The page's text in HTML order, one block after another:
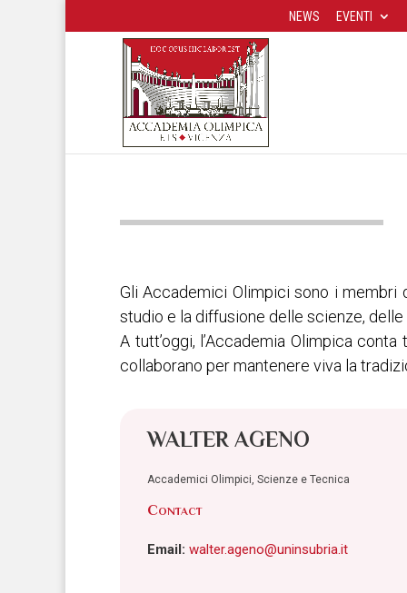
NEWS EVENTI
Gli Accademici Olimpici sono i membri
studio e la diffusione delle scienze,
A tutt’oggi, l’Accademia Olimpica
collaborano per mantenere viva la
WALTER AGENO
Accademici Olimpici, Scienze e Tecnica
Contact
Email: walter.ageno@uninsubria.it